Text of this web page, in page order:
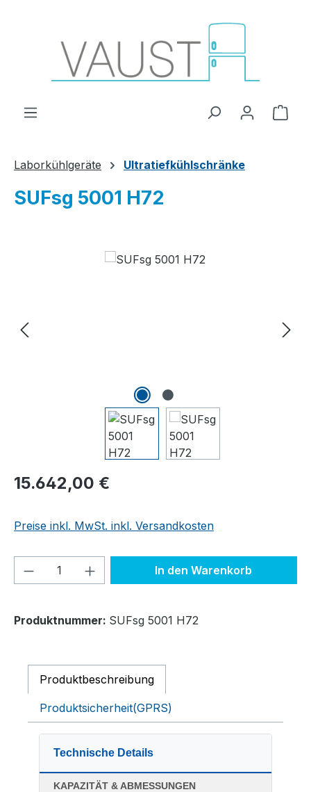
Laborkühlgeräte Ultratiefkühlschränke
SUFsg 5001 H72
Bildergalerie überspringen
Regulärer Preis:
15.642,00 €
Preise inkl. MwSt. inkl. Versandkosten
Produkt Anzahl: Gib denIn den Warenkorb
Produktnummer: SUFsg 5001 H72
Produktbeschreibung
Produktsicherheit(GPRS)
Technische Details
KAPAZITÄT & ABMESSUNGEN